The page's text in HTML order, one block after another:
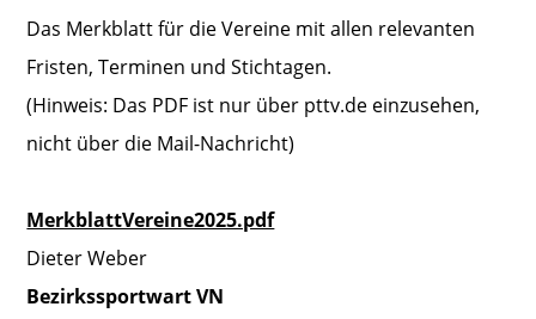
Das Merkblatt für die Vereine mit allen relevanten
Fristen, Terminen und Stichtagen.
(Hinweis: Das PDF ist nur über pttv.de einzusehen,
nicht über die Mail-Nachricht)
MerkblattVereine2025.pdf
Dieter Weber
Bezirkssportwart VN